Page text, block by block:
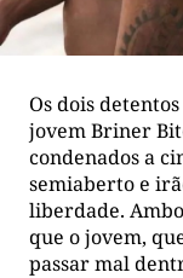
Os dois
jovem Briner
condenados a
semiaberto e
liberdade.
que o jovem,
passar mal